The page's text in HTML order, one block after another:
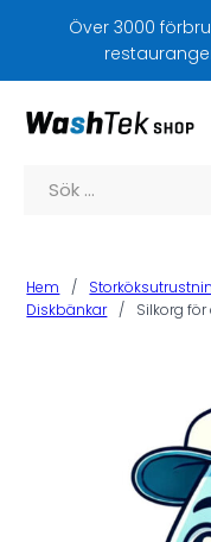
Över 3000
Sök
Hem /
Diskbänkar
/ Silkorg för